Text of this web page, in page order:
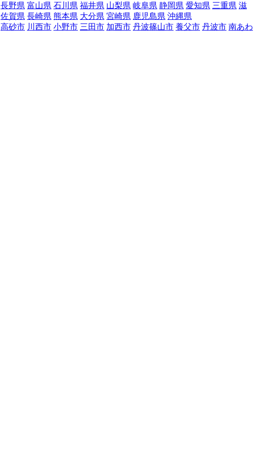
長野県 富山県 石川県 福井県 山梨県 岐阜県 静岡県 愛知県 三重県 滋
佐賀県 長崎県 熊本県 大分県 宮崎県 鹿児島県 沖縄県
高砂市 川西市 小野市 三田市 加西市 丹波篠山市 養父市 丹波市 南あわ